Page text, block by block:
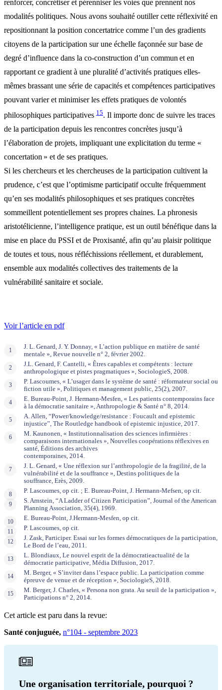
renforcer, concrétiser et pérenniser les voies que prennent nos
modalités politiques. Nous avons souhaité outiller cette réflexivité en
repositionnant la position concertatrice comme l’un des gradients
citoyens de la participation sur une échelle façonnée sur base de
degré d’influence dans la co-construction d’un commun et en
rapportant ce gradient à une pluralité d’activités pratiques elles-
mêmes brassant une série de capacités et compétences participatives
pouvant varier et minimiser les effets pratiques de volontés
philosophiques participatives 15. Il importe donc de suivre les traces
de la participation depuis les rencontres concrètes jusqu’à
l’élaboration de projets, impliquant une explicitation du terme «
concertation » et de ses pratiques.
Si les chercheurs et les chercheuses de la participation cultivent la
prudence, c’est que l’optimisme participatif occulte fréquemment
qu’en ses modalités philosophiques et ses pratiques concrètes
sommeillent potentiellement ses propres chaines. La phronesis
aristotélicienne, l’intelligence pratique, est un outil bénéfique dans la
mise en place du PSSI et de Proxisanté, afin qu’au plaisir politique
de toutes et tous, nous réfléchissions réellement, et durablement,
ensemble aux modalités collectives des traitements de la
vulnérabilité sanitaire et sociale.
Voir l’article en pdf
J. L. Genard, J. Y. Donnay, « L’action publique en matière de santé
mentale », Revue nouvelle n° 2, février 2002.
J.L. Genard, F. Cantelli, « Êtres capables et compétents : lecture
anthropologique et pistes pragmatiques », SociologieS, 2008.
P. Lascoumes, « L’usager dans le système de santé : réformateur social ou
fiction utile », Politiques et management public, 25(2), 2007.
E. Bureau-Point, J. Hermann-Mesfen, « Les patients contemporains face
à la démocratie sanitaire », Anthropologie & Santé n° 8, 2014.
A. Allen, “Power/knowledge/resistance : Foucault and epistemic
injustice”, The Routledge handbook of epistemic injustice, 2017.
M. Kaunonen, « Institutionnalisation des sciences infirmières :
comparaisons internationales », Nouvelles coopérations réflexives en
santé, Éditions des archives
contemporaines, 2014.
J. L. Genard, « Une réflexion sur l’anthropologie de la fragilité, de la
vulnérabilité et de la souffrance », Destins politiques de la
souffrance, Erès, 2009.
P. Lascoumes, op cit. ; E. Bureau-Point, J. Hermann-Mefsen, op cit.
S. Arnstein, “A Ladder of Citizen Participation”, Journal of the American
Planning Association, 35(4), 1969.
E. Bureau-Point, J.Hermann-Mesfen, op cit.
P. Lascoumes, op cit.
J. Zask, Participer. Essai sur les formes démocratiques de la participation,
Le Bord de l’eau, 2011.
L. Blondiaux, Le nouvel esprit de la démocratieactualité de la
démocratie participative, Média Diffusion, 2017.
M. Berger, « S’inviter dans l’espace public. La participation comme
épreuve de venue et de réception », SociologieS, 2018.
M. Berger, J. Charles, « Persona non grata. Au seuil de la participation »,
Participations n° 2, 2014.
Cet article est paru dans la revue:
Santé conjuguée, n°104 - septembre 2023
Une organisation territoriale, pourquoi ?